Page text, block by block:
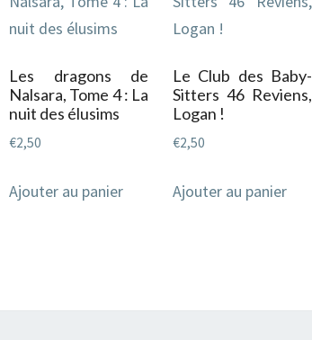
Les dragons de
Nalsara, Tome 4 : La
nuit des élusims
€2,50
Ajouter au panier
Le Club des Baby-
Sitters 46 Reviens,
Logan !
€2,50
Ajouter au panier